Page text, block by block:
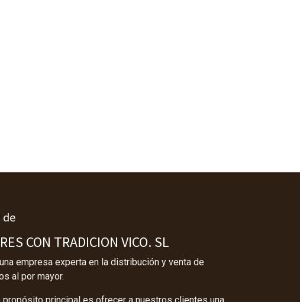
de
CON TRADICION VICO. SL
empresa experta en la distribución y venta de
al por mayor.